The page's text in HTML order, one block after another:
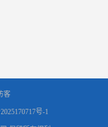
客
号-1